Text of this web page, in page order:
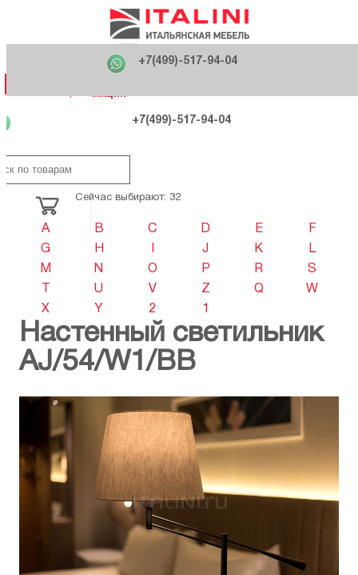
+7(499)-517-94-04
Фабрики
Распродажа
Как купить
О компании
Акция
+7(499)-517-94-04
121170 , г. Москва,
ул. Кутузовский проспект, д. 36 стр.3
+7(499)-517-94-04
Сейчас выбирают: 32
A B C D E
F
G
H J K
L
M
N O P R
S
U V Z Q
W
X
Y 2 1
Настенный светильник
AJ/54/W1/BB